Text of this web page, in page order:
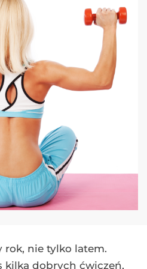
rok, nie tylko latem.
kilka dobrych ćwiczeń,